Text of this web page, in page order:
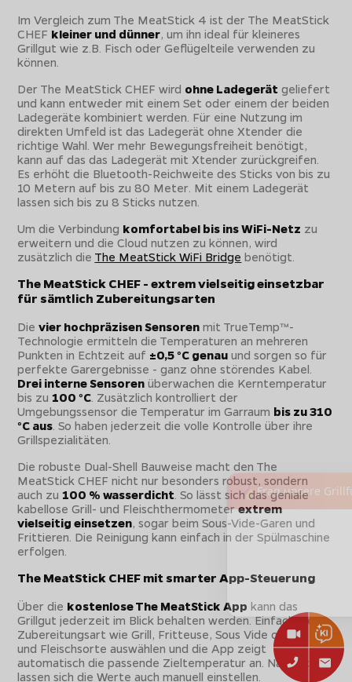
Im Vergleich zum The MeatStick 4 ist der The MeatStick
CHEF kleiner und dünner, um ihn ideal für kleineres
Grillgut wie z.B. Fisch oder Geflügelteile verwenden zu
können.
Der The MeatStick CHEF wird ohne Ladegerät geliefert
und kann entweder mit einem Set oder einem der beiden
Ladegeräte kombiniert werden. Für eine Nutzung im
direkten Umfeld ist das Ladegerät ohne Xtender die
richtige Wahl. Wer mehr Bewegungsfreiheit benötigt,
kann auf das das Ladegerät mit Xtender zurückgreifen.
Es erhöht die Bluetooth-Reichweite des Sticks von bis zu
10 Metern auf bis zu 80 Meter. Mit einem Ladegerät
lassen sich bis zu 8 Sticks nutzen.
Um die Verbindung komfortabel bis ins WiFi-Netz zu
erweitern und die Cloud nutzen zu können, wird
zusätzlich die The MeatStick WiFi Bridge benötigt.
The MeatStick CHEF - extrem vielseitig einsetzbar
für sämtlich Zubereitungsarten
Dievier hochpräzisen Sensoren mit TrueTemp™-
Technologie ermitteln die Temperaturen an mehreren
Punkten in Echtzeit auf ±0,5 °C genau und sorgen so für
perfekte Garergebnisse - ganz ohne störendes Kabel.
Drei interne Sensoren überwachen die Kerntemperatur
bis zu100 °C . Zusätzlich kontrolliert der
Umgebungssensor die Temperatur im Garraum bis zu 310
°C aus . So haben jederzeit die volle Kontrolle über ihre
Grillspezialitäten.
Die robuste Dual-Shell Bauweise macht den The
MeatStick CHEF nicht nur besonders robust, sondern
auch zu100 % wasserdicht . So lässt sich das geniale
kabellose Grill- und Fleischthermometerextrem
vielseitig einsetzen, sogar beim Sous-Vide-Garen und
Frittieren. Die Reinigung kann einfach in der Spülmaschine
erfolgen.
The MeatStick CHEF mit smarter App-Steuerung
Über die kostenlose The MeatStick App kann das
Grillgut jederzeit im Blick behalten werden. Einfach die
Zubereitungsart wie Grill, Fritteuse, Sous Vide oder Ofen
und Fleischsorte auswählen und die App zeigt
automatisch die passende Zieltemperatur an. Natürlich
lassen sich die Werte auch manuell einstellen.